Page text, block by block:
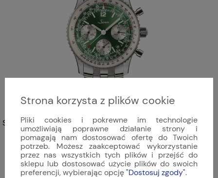
Sinn - 903 St II G | 903.093
16 113,00 zł
Strona korzysta z plików cookie
Pliki cookies i pokrewne im technologie
umożliwiają poprawne działanie strony i
pomagają nam dostosować ofertę do Twoich
potrzeb. Możesz zaakceptować wykorzystanie
przez nas wszystkich tych plików i przejść do
sklepu lub dostosować użycie plików do swoich
preferencji, wybierając opcję"Dostosuj zgody".